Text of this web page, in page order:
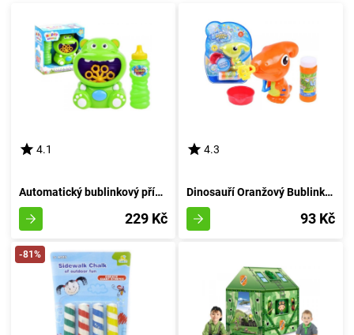
4.1
Automatický bublinkový přístroj Hroch
229 Kč
4.3
Dinosauří Oranžový Bublinkovač
93 Kč
-81%